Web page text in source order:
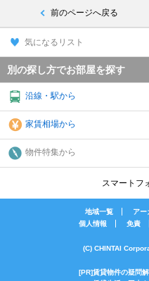
前のページへ戻る
気になるリスト
別の探し方でお部屋を探す
沿線・駅から
家賃相場から
物件特集から
スマートフ
地域一覧 アー
個人情報
免責
(C) CHINTAI
[PR]賃貸物件の疑問